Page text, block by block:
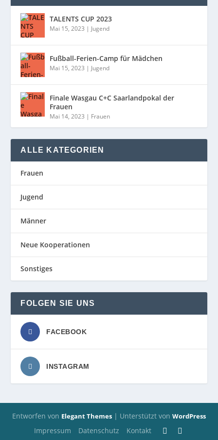
TALENTS CUP 2023
Mai 15, 2023 | Jugend
Fußball-Ferien-Camp für Mädchen
Mai 15, 2023 | Jugend
Finale Wasgau C+C Saarlandpokal der
Frauen
Mai 14, 2023 | Frauen
ALLE KATEGORIEN
Frauen
Jugend
Männer
Neue Kooperationen
Sonstiges
FOLGEN SIE UNS
FACEBOOK
INSTAGRAM
Entworfen von Elegant Themes | Unterstützt von WordPress
Impressum Datenschutz Kontakt